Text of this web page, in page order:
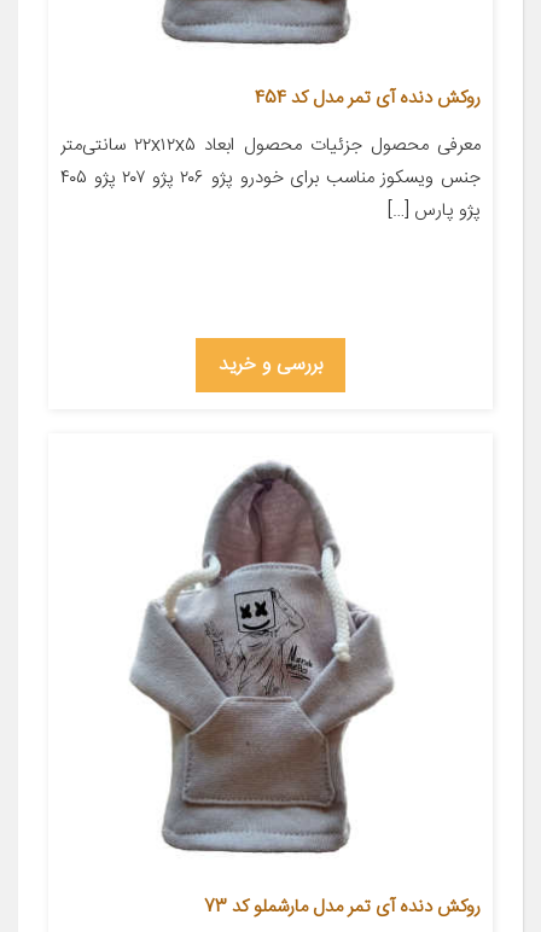
روکش دنده آی تمر مدل کد 454
معرفی محصول جزئیات محصول ابعاد ۲۲x۱۲x۵ سانتی‌متر
جنس ویسکوز مناسب برای خودرو پژو ۲۰۶ پژو ۲۰۷ پژو ۴۰۵
پژو پارس […]
بررسی و خرید
روکش دنده آی تمر مدل مارشملو کد 73